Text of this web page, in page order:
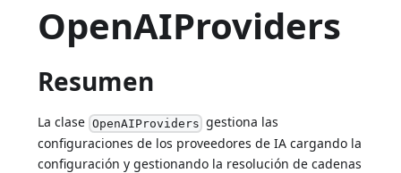
OpenAIProviders
Resumen
La clase OpenAIProviders gestiona las
configuraciones de los proveedores de IA cargando la
configuración y gestionando la resolución de cadenas